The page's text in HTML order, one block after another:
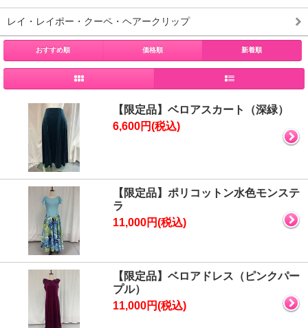
レイ・レイポー・クーペ・ヘアークリップ
おすすめ順 価格順 新着順
【限定品】ベロアスカート（深緑）
6,600円(税込)
【限定品】ポリコットン水色モンステ
ラ
11,000円(税込)
【限定品】ベロアドレス（ピンクパー
プル）
11,000円(税込)